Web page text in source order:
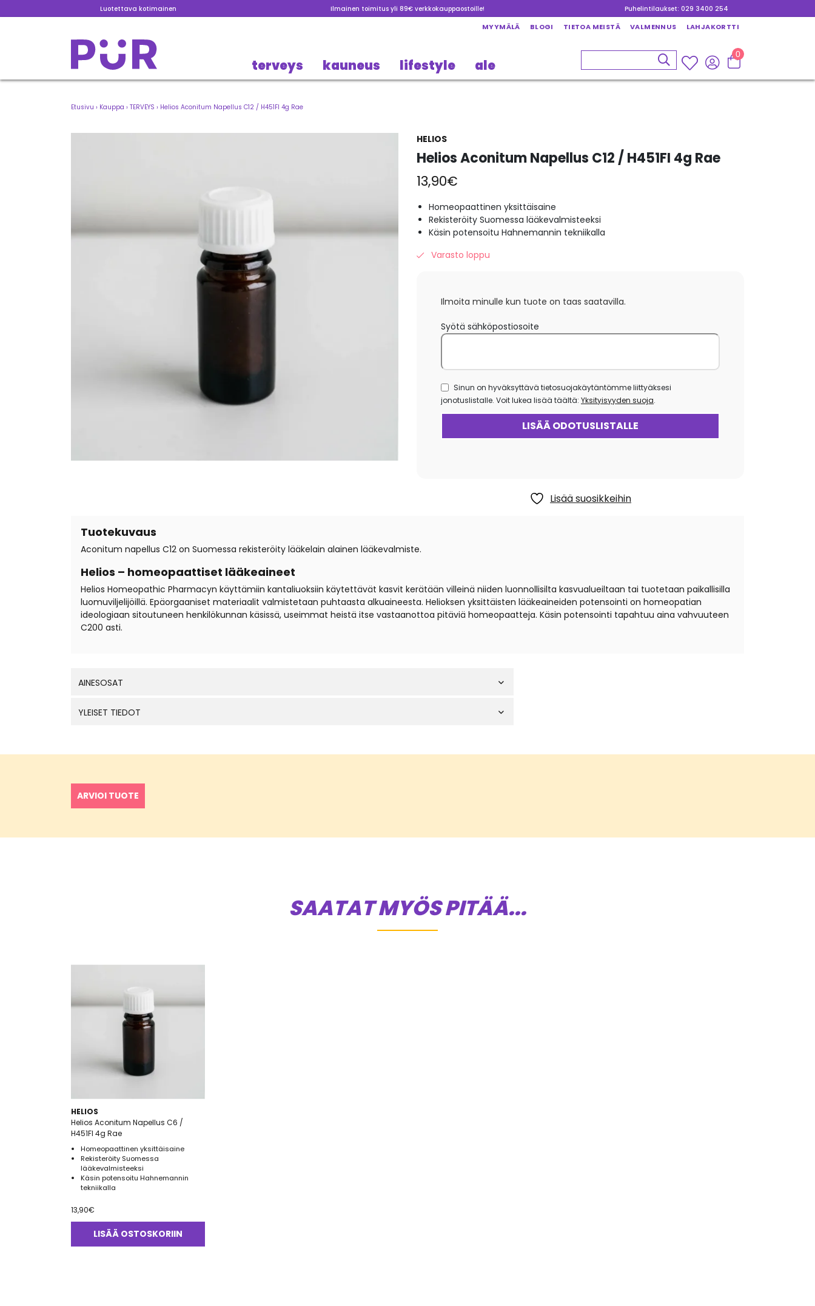
Luotettava kotimainen Ilmainen toimitus yli 89€ verkkokauppaostoille! Puhelintilaukset: 029 3400 254
MYYMÄLÄ BLOGI TIETOA MEISTÄ VALMENNUS LAHJAKORTTI
terveys kauneus lifestyle ale
0
Etusivu › Kauppa › TERVEYS › Helios Aconitum Napellus C12 / H451FI 4g Rae
HELIOS
Helios Aconitum Napellus C12 / H451FI 4g Rae
13,90€
Homeopaattinen yksittäisaine
Rekisteröity Suomessa lääkevalmisteeksi
Käsin potensoitu Hahnemannin tekniikalla
Varasto loppu
Ilmoita minulle kun tuote on taas saatavilla.
Syötä sähköpostiosoite
Sinun on hyväksyttävä tietosuojakäytäntömme liittyäksesi
jonotuslistalle. Voit lukea lisää täältä: Yksityisyyden suoja.
Lisää suosikkeihin
Tuotekuvaus
Aconitum napellus C12 on Suomessa rekisteröity lääkelain alainen lääkevalmiste.
Helios – homeopaattiset lääkeaineet
Helios Homeopathic Pharmacyn käyttämiin kantaliuoksiin käytettävät kasvit kerätään villeinä niiden luonnollisilta kasvualueiltaan tai tuotetaan paikallisilla
luomuviljelijöillä. Epäorgaaniset materiaalit valmistetaan puhtaasta alkuaineesta. Helioksen yksittäisten lääkeaineiden potensointi on homeopatian
ideologiaan sitoutuneen henkilökunnan käsissä, useimmat heistä itse vastaanottoa pitäviä homeopaatteja. Käsin potensointi tapahtuu aina vahvuuteen
C200 asti.
AINESOSAT
YLEISET TIEDOT
ARVIOI TUOTE
SAATAT MYÖS PITÄÄ...
HELIOS
Helios Aconitum Napellus C6 /
H451FI 4g Rae
Homeopaattinen yksittäisaine
Rekisteröity Suomessa
lääkevalmisteeksi
Käsin potensoitu Hahnemannin
tekniikalla
13,90€
LISÄÄ OSTOSKORIIN